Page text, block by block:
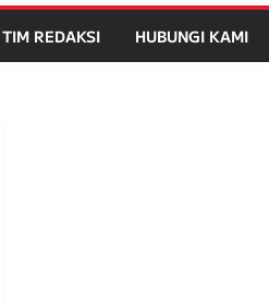
TIM REDAKSI HUBUNGI KAMI